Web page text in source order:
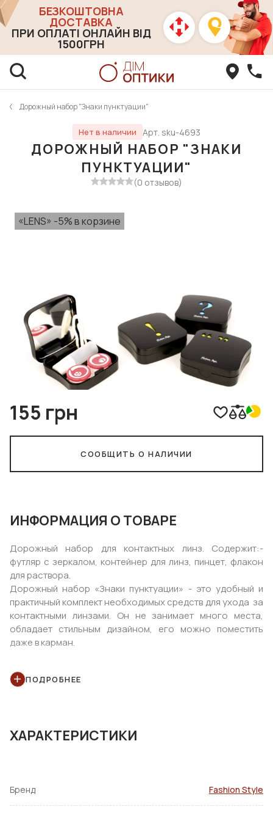
БЕЗКОШТОВНА
ДОСТАВКА
ПРИ ОПЛАТІ ОНЛАЙН ВІД
1500ГРН
Дорожный набор "Знаки пунктуации"
Нет в наличии Арт. sku-4693
ДОРОЖНЫЙ НАБОР "ЗНАКИ
ПУНКТУАЦИИ"
(0 отзывов)
«LENS» -5% в корзине
155 грн
СООБЩИТЬ О НАЛИЧИИ
ИНФОРМАЦИЯ О ТОВАРЕ
Дорожный набор для контактных линз. Содержит:-
футляр с зеркалом, контейнер для линз, пинцет, флакон
для раствора.
Дорожный набор «Знаки пунктуации» - это удобный и
практичный комплект необходимых средств для ухода за
контактными линзами. Он не занимает много места,
обладает стильным дизайном, его можно поместить
даже в карман.
ПОДРОБНЕЕ
ХАРАКТЕРИСТИКИ
Бренд Fashion Style